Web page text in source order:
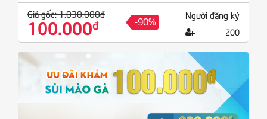
Giá gốc: 1.030.000đ
100.000đ -90% Người đăng ký
200